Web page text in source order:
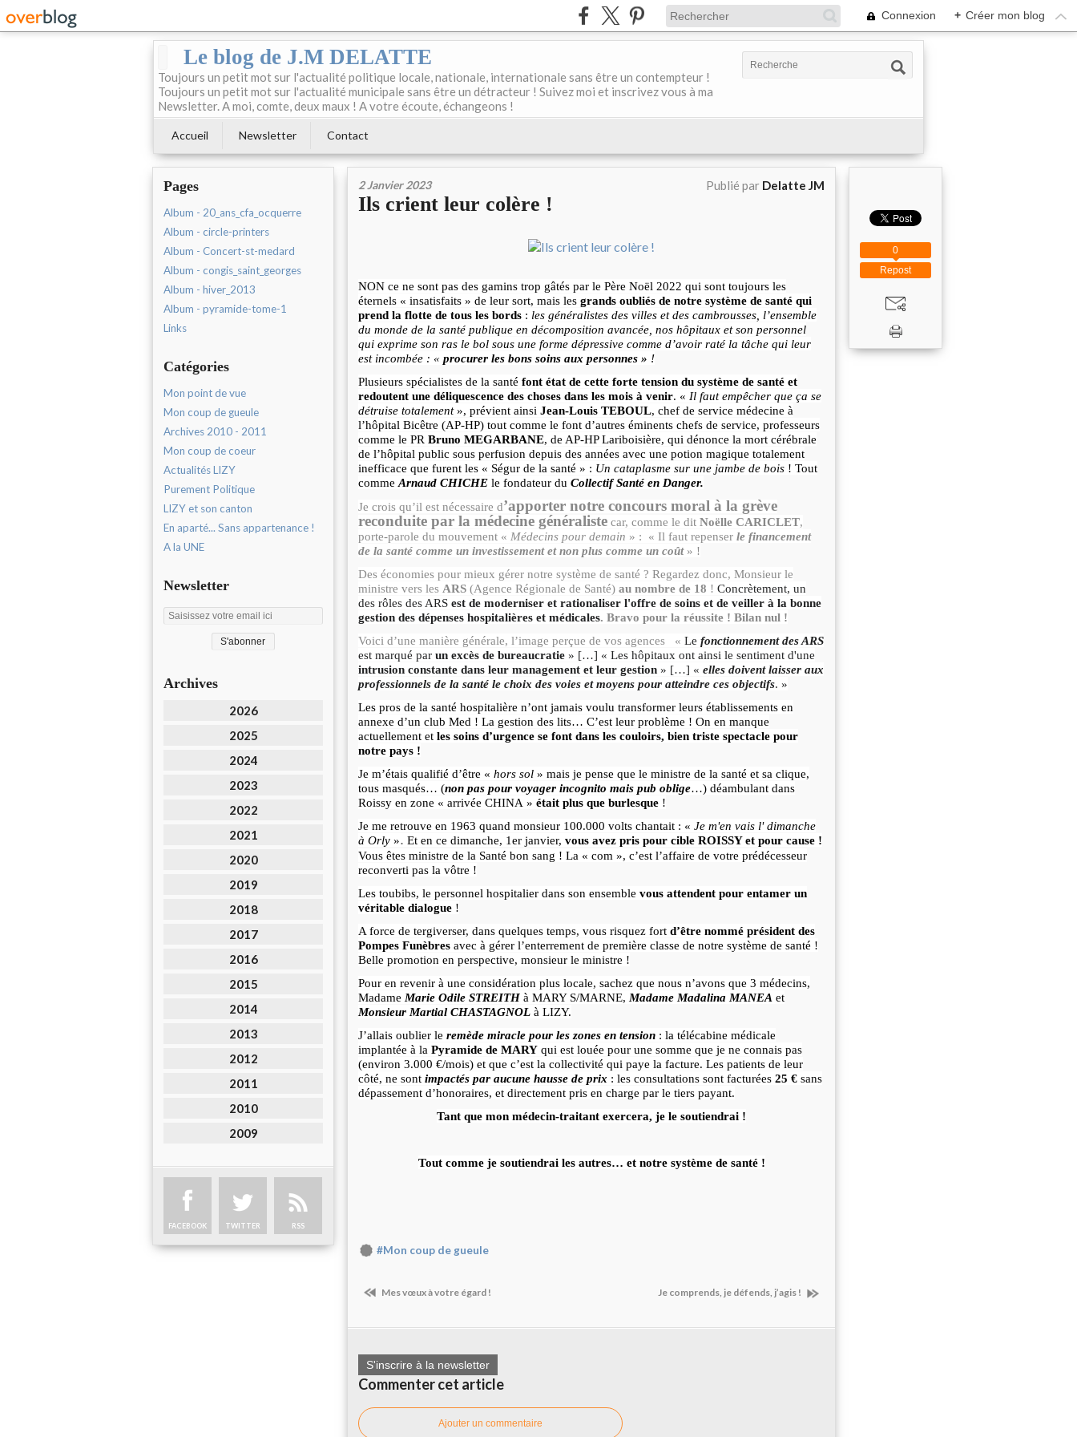
Connexion + Créer mon blog
Le blog de J.M DELATTE
Toujours un petit mot sur l'actualité politique locale, nationale, internationale sans être un contempteur !
Toujours un petit mot sur l'actualité municipale sans être un détracteur ! Suivez moi et inscrivez vous à ma
Newsletter. A moi, comte, deux maux ! A votre écoute, échangeons !
Accueil Newsletter Contact
Pages
Album - 20_ans_cfa_ocquerre
Album - circle-printers
Album - Concert-st-medard
Album - congis_saint_georges
Album - hiver_2013
Album - pyramide-tome-1
Links
Catégories
Mon point de vue
Mon coup de gueule
Archives 2010 - 2011
Mon coup de coeur
Actualités LIZY
Purement Politique
LIZY et son canton
En aparté... Sans appartenance !
A la UNE
Newsletter
Archives
2026
2025
2024
2023
2022
2021
2020
2019
2018
2017
2016
2015
2014
2013
2012
2011
2010
2009
FACEBOOK TWITTER RSS
2 Janvier 2023 Publié par Delatte JM
Ils crient leur colère !
NON ce ne sont pas des gamins trop gâtés par le Père Noël 2022 qui sont toujours les
éternels « insatisfaits » de leur sort, mais les grands oubliés de notre système de santé qui
prend la flotte de tous les bords : les généralistes des villes et des cambrousses, l’ensemble
du monde de la santé publique en décomposition avancée, nos hôpitaux et son personnel
qui exprime son ras le bol sous une forme dépressive comme d’avoir raté la tâche qui leur
est incombée : « procurer les bons soins aux personnes » !
Plusieurs spécialistes de la santé font état de cette forte tension du système de santé et
redoutent une déliquescence des choses dans les mois à venir. « Il faut empêcher que ça se
détruise totalement», prévient ainsi Jean-Louis TEBOUL, chef de service médecine à
l’hôpital Bicêtre (AP-HP) tout comme le font d’autres éminents chefs de service, professeurs
comme le PR Bruno MEGARBANE, de AP-HP Lariboisière, qui dénonce la mort cérébrale
de l’hôpital public sous perfusion depuis des années avec une potion magique totalement
inefficace que furent les « Ségur de la santé » : Un cataplasme sur une jambe de bois ! Tout
commeArnaud CHICHE le fondateur du Collectif Santé en Danger.
Je crois qu’il est nécessaire d’apporter notre concours moral à la grève
reconduite par la médecine généraliste car, comme le dit Noëlle CARICLET,
porte-parole du mouvement « Médecins pour demain » : « Il faut repenser le financement
de la santé comme un investissement et non plus comme un coût» !
Des économies pour mieux gérer notre système de santé ? Regardez donc, Monsieur le
ministre vers les ARS (Agence Régionale de Santé) au nombre de 18 ! Concrètement, un
des rôles des ARS est de moderniser et rationaliser l'offre de soins et de veiller à la bonne
gestion des dépenses hospitalières et médicales. Bravo pour la réussite ! Bilan nul !
Voici d’une manière générale, l’image perçue de vos agences « Le fonctionnement des ARS
est marqué par un excès de bureaucratie » […] « Les hôpitaux ont ainsi le sentiment d'une
intrusion constante dans leur management et leur gestion » […] « elles doivent laisser aux
professionnels de la santé le choix des voies et moyens pour atteindre ces objectifs. »
Les pros de la santé hospitalière n’ont jamais voulu transformer leurs établissements en
annexe d’un club Med ! La gestion des lits… C’est leur problème ! On en manque
actuellement et les soins d’urgence se font dans les couloirs, bien triste spectacle pour
notre pays !
Je m’étais qualifié d’être « hors sol » mais je pense que le ministre de la santé et sa clique,
tous masqués… (non pas pour voyager incognito mais pub oblige…) déambulant dans
Roissy en zone « arrivée CHINA » était plus que burlesque !
Je me retrouve en 1963 quand monsieur 100.000 volts chantait : « Je m'en vais l' dimanche
à Orly ». Et en ce dimanche, 1er janvier, vous avez pris pour cible ROISSY et pour cause !
Vous êtes ministre de la Santé bon sang ! La « com », c’est l’affaire de votre prédécesseur
reconverti pas la vôtre !
Les toubibs, le personnel hospitalier dans son ensemble vous attendent pour entamer un
véritable dialogue !
A force de tergiverser, dans quelques temps, vous risquez fort d’être nommé président des
Pompes Funèbres avec à gérer l’enterrement de première classe de notre système de santé !
Belle promotion en perspective, monsieur le ministre !
Pour en revenir à une considération plus locale, sachez que nous n’avons que 3 médecins,
Madame Marie Odile STREITH à MARY S/MARNE, Madame Madalina MANEA et
Monsieur Martial CHASTAGNOL à LIZY.
J’allais oublier le remède miracle pour les zones en tension : la télécabine médicale
implantée à la Pyramide de MARY qui est louée pour une somme que je ne connais pas
(environ 3.000 €/mois) et que c’est la collectivité qui paye la facture. Les patients de leur
côté, ne sont impactés par aucune hausse de prix : les consultations sont facturées 25 € sans
dépassement d’honoraires, et directement pris en charge par le tiers payant.
Tant que mon médecin-traitant exercera, je le soutiendrai !
Tout comme je soutiendrai les autres… et notre système de santé !
#Mon coup de gueule
Mes vœux à votre égard ! Je comprends, je défends, j’agis !
S'inscrire à la newsletter
Commenter cet article
Ajouter un commentaire
Repost
0